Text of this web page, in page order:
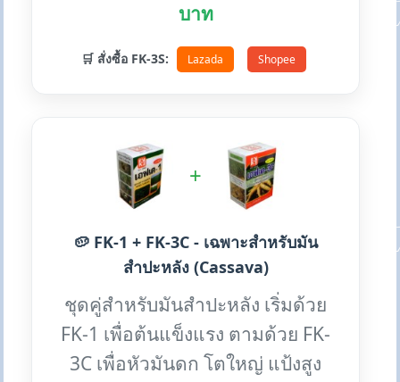
บาท
🛒 สั่งซื้อ FK-3S: Lazada Shopee
+
🥔 FK-1 + FK-3C - เฉพาะสำหรับมัน
สำปะหลัง (Cassava)
ชุดคู่สำหรับมันสำปะหลัง เริ่มด้วย
FK-1 เพื่อต้นแข็งแรง ตามด้วย FK-
3C เพื่อหัวมันดก โตใหญ่ แป้งสูง